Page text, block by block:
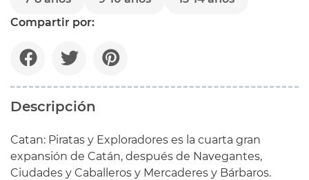
Compartir por:
Descripción
Catan: Piratas y Exploradores es la cuarta gran
expansión de Catán, después de Navegantes,
Ciudades y Caballeros y Mercaderes y Bárbaros.